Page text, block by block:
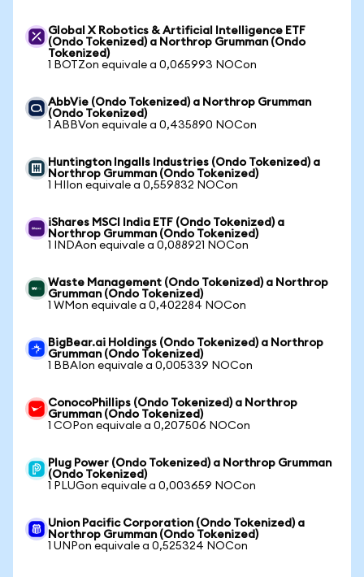
Global X Robotics & Artificial Intelligence ETF
(Ondo Tokenized) a Northrop Grumman (Ondo
Tokenized)
1 BOTZon equivale a 0,065993 NOCon
AbbVie (Ondo Tokenized) a Northrop Grumman
(Ondo Tokenized)
1 ABBVon equivale a 0,435890 NOCon
Huntington Ingalls Industries (Ondo Tokenized) a
Northrop Grumman (Ondo Tokenized)
1 HIIon equivale a 0,559832 NOCon
iShares MSCI India ETF (Ondo Tokenized) a
Northrop Grumman (Ondo Tokenized)
1 INDAon equivale a 0,088921 NOCon
Waste Management (Ondo Tokenized) a Northrop
Grumman (Ondo Tokenized)
1 WMon equivale a 0,402284 NOCon
BigBear.ai Holdings (Ondo Tokenized) a Northrop
Grumman (Ondo Tokenized)
1 BBAIon equivale a 0,005339 NOCon
ConocoPhillips (Ondo Tokenized) a Northrop
Grumman (Ondo Tokenized)
1 COPon equivale a 0,207506 NOCon
Plug Power (Ondo Tokenized) a Northrop Grumman
(Ondo Tokenized)
1 PLUGon equivale a 0,003659 NOCon
Union Pacific Corporation (Ondo Tokenized) a
Northrop Grumman (Ondo Tokenized)
1 UNPon equivale a 0,525324 NOCon